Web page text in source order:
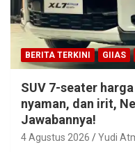
BERITA TERKINI GIIAS
SUV 7-seater
nyaman, dan irit,
Jawabannya!
4 Agustus 2026 Yudi